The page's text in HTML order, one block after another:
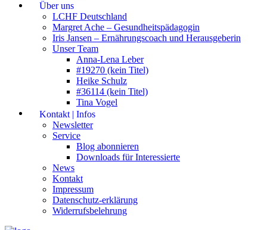
Über uns
LCHF Deutschland
Margret Ache – Gesundheitspädagogin
Iris Jansen – Ernährungscoach und Herausgeberin
Unser Team
Anna-Lena Leber
#19270 (kein Titel)
Heike Schulz
#36114 (kein Titel)
Tina Vogel
Kontakt | Infos
Newsletter
Service
Blog abonnieren
Downloads für Interessierte
News
Kontakt
Impressum
Datenschutz-erklärung
Widerrufsbelehrung